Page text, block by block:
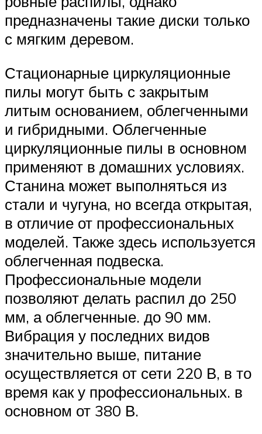
предназначены такие диски только
с мягким деревом.
Стационарные циркуляционные
пилы могут быть с закрытым
литым основанием, облегченными
и гибридными. Облегченные
циркуляционные пилы в основном
применяют в домашних условиях.
Станина может выполняться из
стали и чугуна, но всегда открытая,
в отличие от профессиональных
моделей. Также здесь используется
облегченная подвеска.
Профессиональные модели
позволяют делать распил до 250
мм, а облегченные. до 90 мм.
Вибрация у последних видов
значительно выше, питание
осуществляется от сети 220 В, в то
время как у профессиональных. в
основном от 380 В.